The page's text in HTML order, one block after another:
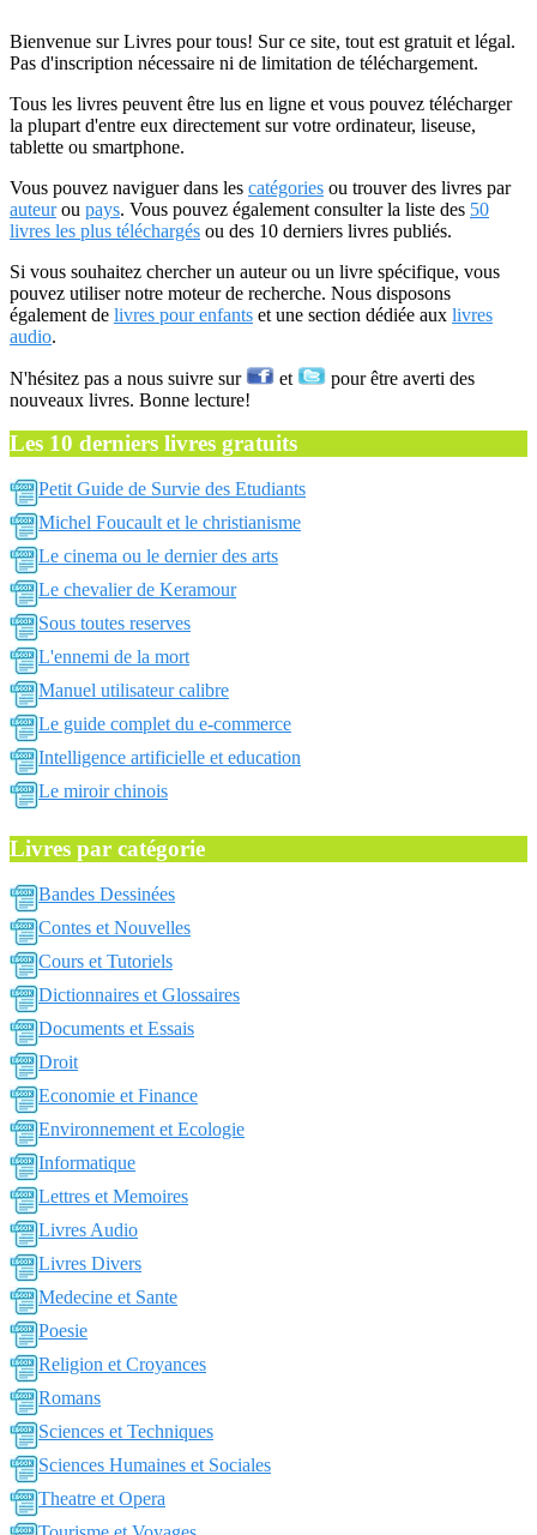
Bienvenue sur Livres pour tous! Sur ce site, tout est gratuit et légal.
Pas d'inscription nécessaire ni de limitation de téléchargement.
Tous les livres peuvent être lus en ligne et vous pouvez télécharger
la plupart d'entre eux directement sur votre ordinateur, liseuse,
tablette ou smartphone.
Vous pouvez naviguer dans les catégories ou trouver des livres par
auteurou pays. Vous pouvez également consulter la liste des 50
livres les plus téléchargés ou des 10 derniers livres publiés.
Si vous souhaitez chercher un auteur ou un livre spécifique, vous
pouvez utiliser notre moteur de recherche. Nous disposons
également de livres pour enfants et une section dédiée aux livres
audio.
N'hésitez pas a nous suivre sur et
pour être averti des
nouveaux livres. Bonne lecture!
Les 10 derniers livres gratuits
Petit Guide de Survie des Etudiants
Michel Foucault et le christianisme
Le cinema ou le dernier des arts
Le chevalier de Keramour
Sous toutes reserves
L'ennemi de la mort
Manuel utilisateur calibre
Le guide complet du e-commerce
Intelligence artificielle et education
Le miroir chinois
Livres par catégorie
Bandes Dessinées
Contes et Nouvelles
Cours et Tutoriels
Dictionnaires et Glossaires
Documents et Essais
Droit
Economie et Finance
Environnement et Ecologie
Informatique
Lettres et Memoires
Livres Audio
Livres Divers
Medecine et Sante
Poesie
Religion et Croyances
Romans
Sciences et Techniques
Sciences Humaines et Sociales
Theatre et Opera